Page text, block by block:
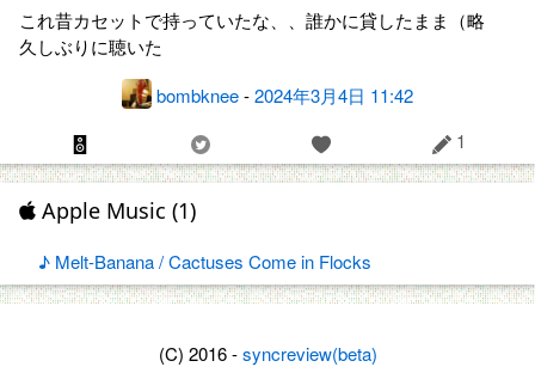
これ昔カセットで持っていたな、、誰かに貸したまま（略
久しぶりに聴いた
bombknee-2024年3月4日 11:42
1
Apple Music (1)
♪ Melt-Banana / Cactuses Come in Flocks
(C) 2016 -syncreview(beta)